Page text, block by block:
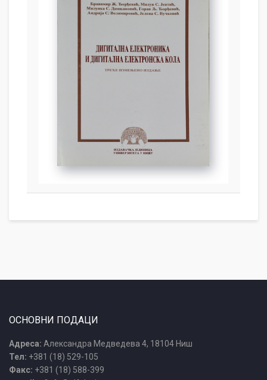
ОСНОВНИ ПОДАЦИ
Адреса: Александра Медведева 4, 18104 Ниш
Тел: +381 (18) 529-105
Факс: +381 (18) 588-399